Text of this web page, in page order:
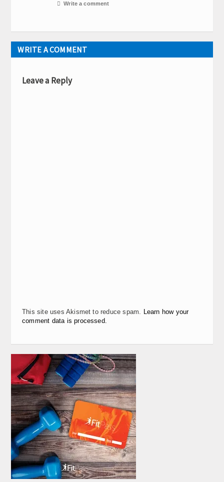
 Write a comment
WRITE A COMMENT
Leave a Reply
This site uses Akismet to reduce spam. Learn how your
comment data is processed.